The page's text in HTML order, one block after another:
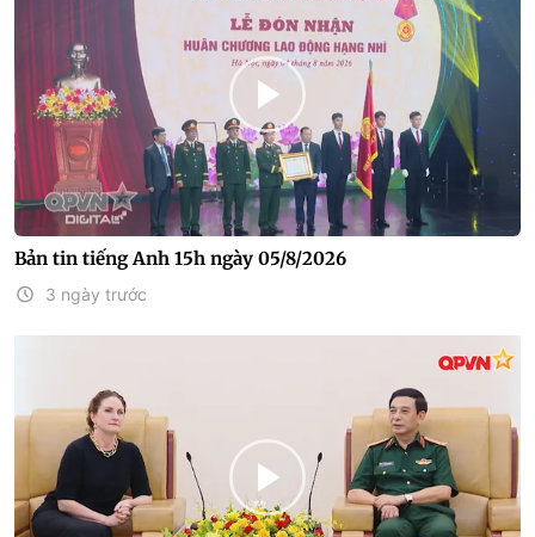
Bản tin tiếng Anh 15h ngày 05/8/2026
3 ngày trước